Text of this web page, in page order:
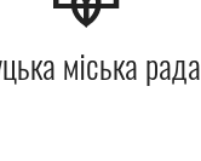
Міська рада
міська рада